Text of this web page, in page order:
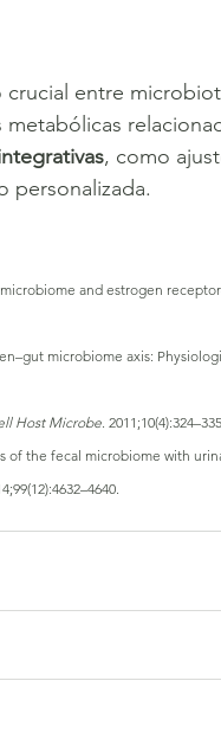
crucial entre
, como
personalizada.
and estrogen
microbiome axis:
Host Microbe . 2011;10(4):324–335.
of the fecal microbiome with